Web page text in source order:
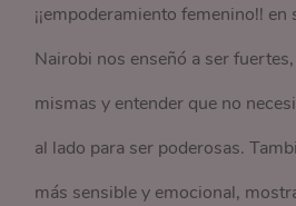
¡¡empoderamiento femenino!!
Nairobi nos enseñó a ser
mismas y entender que no
al lado para ser poderosas.
más sensible y emocional,